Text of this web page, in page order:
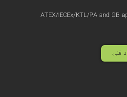
ATEX/IECEx/KTL/PA and GB
فنی